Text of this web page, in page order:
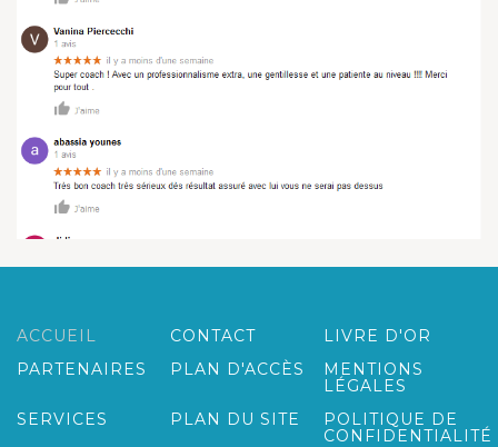
ACCUEIL CONTACT
LIVRE D'OR
PARTENAIRES
PLAN D'ACCÈS
MENTIONS
LÉGALES
SERVICES
PLAN DU SITE
POLITIQUE DE
CONFIDENTIALITÉ